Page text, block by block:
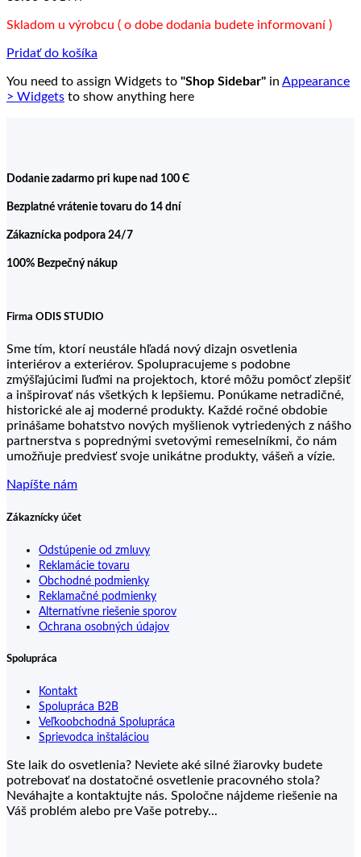
Skladom u výrobcu ( o dobe dodania budete informovaní )
Pridať do košíka
You need to assign Widgets to "Shop Sidebar" in Appearance
> Widgets to show anything here
Dodanie zadarmo pri kupe nad 100 Є
Bezplatné vrátenie tovaru do 14 dní
Zákaznícka podpora 24/7
100% Bezpečný nákup
Firma ODIS STUDIO
Sme tím, ktorí neustále hľadá nový dizajn osvetlenia
interiérov a exteriérov. Spolupracujeme s podobne
zmýšľajúcimi ľuďmi na projektoch, ktoré môžu pomôcť zlepšiť
a inšpirovať nás všetkých k lepšiemu. Ponúkame netradičné,
historické ale aj moderné produkty. Každé ročné obdobie
prinášame bohatstvo nových myšlienok vytriedených z nášho
partnerstva s poprednými svetovými remeselníkmi, čo nám
umožňuje predviesť svoje unikátne produkty, vášeň a vízie.
Napíšte nám
Zákaznícky účet
Odstúpenie od zmluvy
Reklamácie tovaru
Obchodné podmienky
Reklamačné podmienky
Alternatívne riešenie sporov
Ochrana osobných údajov
Spolupráca
Kontakt
Spolupráca B2B
Veľkoobchodná Spolupráca
Sprievodca inštaláciou
Ste laik do osvetlenia? Neviete aké silné žiarovky budete
potrebovať na dostatočné osvetlenie pracovného stola?
Neváhajte a kontaktujte nás. Spoločne nájdeme riešenie na
Váš problém alebo pre Vaše potreby...